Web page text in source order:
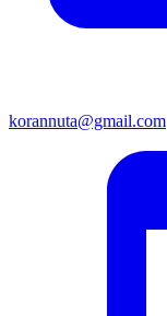
korannuta@gmail.com